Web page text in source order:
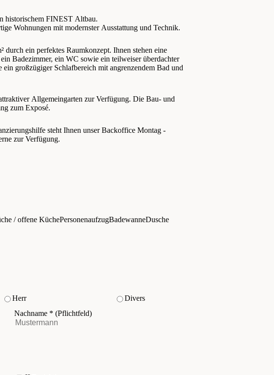
historischem FINEST Altbau.
Wohnungen mit modernster Ausstattung und Technik.
durch ein perfektes Raumkonzept. Ihnen stehen eine
Badezimmer, ein WC sowie ein teilweiser überdachter
großzügiger Schlafbereich mit angrenzendem Bad und
Allgemeingarten zur Verfügung. Die Bau- und
zum Exposé.
steht Ihnen unser Backoffice Montag -
zur Verfügung.
/ offene KüchePersonenaufzugBadewanneDusche
Herr
Divers
Nachname * (Pflichtfeld)